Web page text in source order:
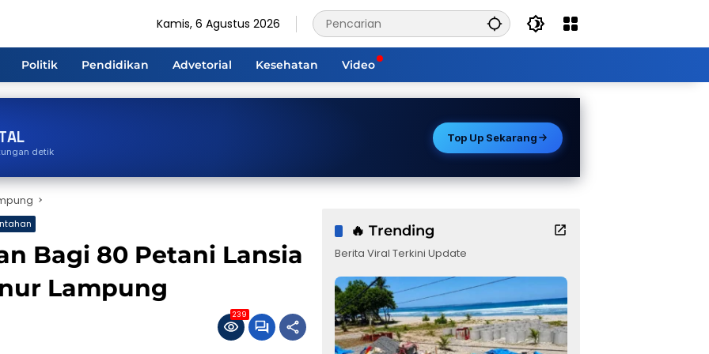
Kamis, 6 Agustus 2026
Politik Pendidikan Advetorial Kesehatan Video
detik
Top Up Sekarang
Bagi 80 Petani Lansia
Lampung
239
🔥 Trending
Berita Viral Terkini Update